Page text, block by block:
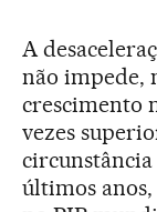
A
não impede,
crescimento
vezes
últimos anos,